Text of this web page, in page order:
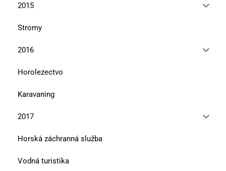
2015
Stromy
2016
Horolezectvo
Karavaning
2017
Horská záchranná služba
Vodná turistika